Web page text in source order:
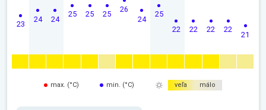
23
24 24
25 25 25
26
24
25
22 22 22 22
21
max. (°C) min. (°C) veľa málo